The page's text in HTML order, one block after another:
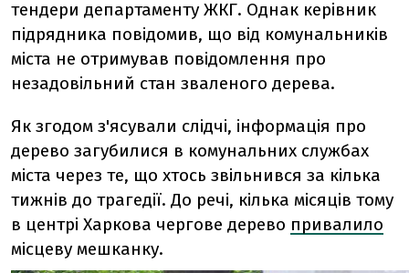
тендери департаменту ЖКГ. Однак керівник
підрядника повідомив, що від комунальників
міста не отримував повідомлення про
незадовільний стан зваленого дерева.
Як згодом з'ясували слідчі, інформація про
дерево загубилися в комунальних службах
міста через те, що хтось звільнився за кілька
тижнів до трагедії. До речі, кілька місяців тому
в центрі Харкова чергове дерево привалило
місцеву мешканку.